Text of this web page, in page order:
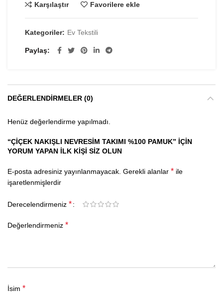
Karşılaştır Favorilere ekle
Kategoriler: Ev Tekstili
Paylaş
DEĞERLENDIRMELER (0)
Henüz değerlendirme yapılmadı.
“ÇIÇEK NAKIŞLI NEVRESIM TAKIMI %100 PAMUK” IÇIN
YORUM YAPAN ILK KIŞI SIZ OLUN
E-posta adresiniz yayınlanmayacak. Gerekli alanlar * ile
işaretlenmişlerdir
Derecelendirmeniz *
Değerlendirmeniz *
İsim *